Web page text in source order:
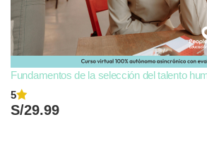
Fundamentos de la selección del talento
5
S/29.99